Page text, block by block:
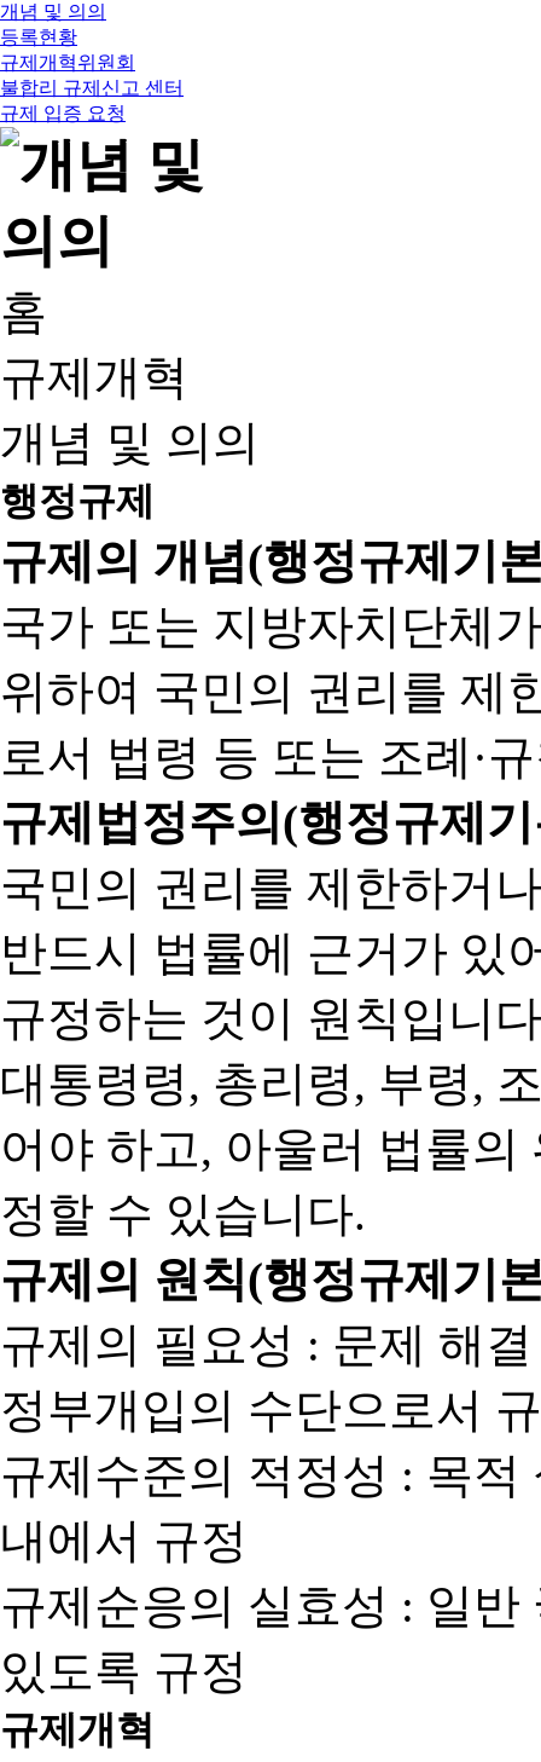
개념 및 의의
등록현황
규제개혁위원회
불합리 규제신고 센터
규제 입증 요청
홈
규제개혁
개념 및 의의
행정규제
규제의 개념(행정규제기
국가 또는 지방자치단체
위하여 국민의 권리를 제
로서 법령 등 또는 조례·
규제법정주의(행정규제
국민의 권리를 제한하거
반드시 법률에 근거가 있
규정하는 것이 원칙입니
대통령령, 총리령, 부령,
어야 하고, 아울러 법률
정할 수 있습니다.
규제의 원칙(행정규제기
규제의 필요성 : 문제 해
정부개입의 수단으로서
규제수준의 적정성 : 목
내에서 규정
규제순응의 실효성 : 일
있도록 규정
규제개혁